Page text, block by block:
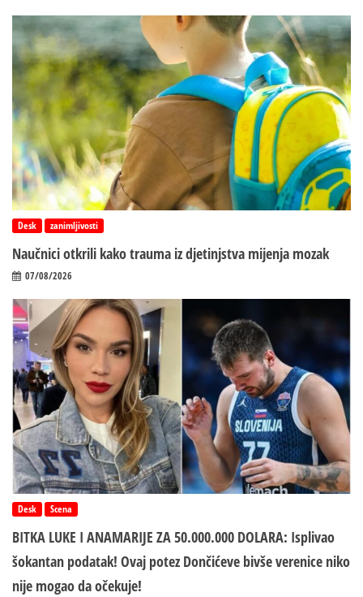
Desk zanimljivosti
Naučnici otkrili kako trauma iz d‌jetinjstva mijenja mozak
07/08/2026
Desk Scena
BITKA LUKE I ANAMARIJE ZA 50.000.000 DOLARA: Isplivao
šokantan podatak! Ovaj potez Dončićeve bivše verenice niko
nije mogao da očekuje!